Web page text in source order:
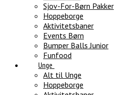
Sjov-For-Børn Pakker
Hoppeborge
Aktivitetsbaner
Events Børn
Bumper Balls Junior
Funfood
Unge
Alt til Unge
Hoppeborge